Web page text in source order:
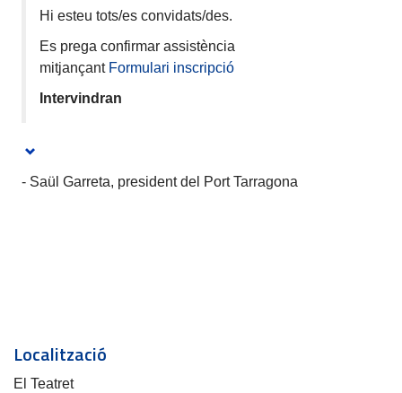
Hi esteu tots/es convidats/des.
Es prega confirmar assistència
mitjançant Formulari inscripció
Intervindran
- Saül Garreta, president del Port Tarragona
Localització
El Teatret